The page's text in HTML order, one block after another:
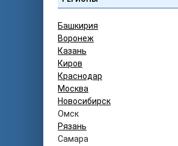
Башкирия
Воронеж
Казань
Киров
Краснодар
Москва
Новосибирск
Омск
Рязань
Самара